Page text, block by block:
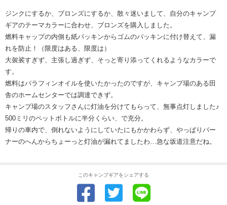
ジンクにするか、ブロンズにするか、散々迷いまして、自分のキャンプ
ギアのテーマカラーに合わせ、ブロンズを購入しました。
燃料キャップの内側も紙パッキンからゴムのパッキンに付け替えて、漏
れを防止！（限度はある、限度は）
大袈裟すぎず、主張し過ぎず、そっと寄り添ってくれるようなカラーで
す。
燃料はパラフィンオイルを使いたかったのですが、キャンプ場のある田
舎のホームセンターでは調達できず。
キャンプ場のスタッフさんに灯油を分けてもらって、無事点灯しました♪
500ミリのペットボトルに半分くらい、で充分。
帰りの車内で、倒れないようにしていたにもかかわらず、やっぱりバー
ナーのへんからちょーっと灯油が漏れてましたわ…急な坂道注意だね。
このキャンプギアをシェアする